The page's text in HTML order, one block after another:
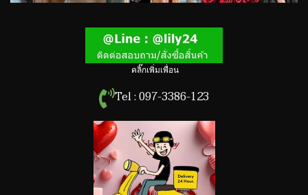
คลิ๊กเพิ่มเพื่อน
Tel : 097-3386-123